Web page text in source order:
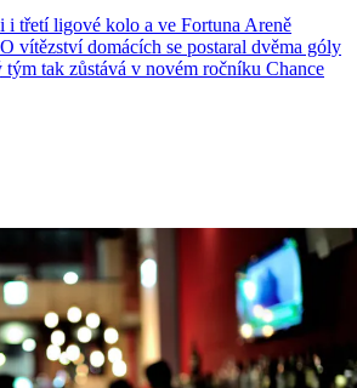
i třetí ligové kolo a ve Fortuna Areně
vítězství domácích se postaral dvěma góly
tak zůstává v novém ročníku Chance